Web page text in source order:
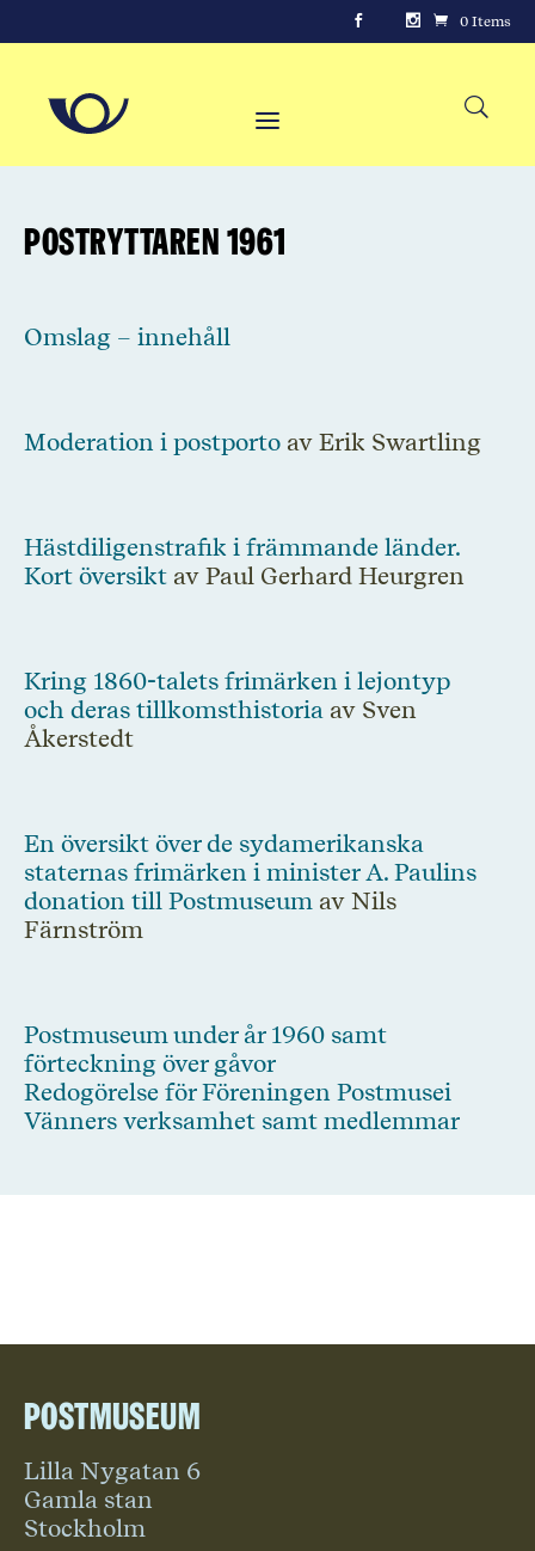
0 Items
Postryttaren 1961
Omslag – innehåll
Moderation i postporto av Erik Swartling
Hästdiligenstrafik i främmande länder.
Kort översikt av Paul Gerhard Heurgren
Kring 1860-talets frimärken i lejontyp
och deras tillkomsthistoria av Sven
Åkerstedt
En översikt över de sydamerikanska
staternas frimärken i minister A. Paulins
donation till Postmuseum av Nils
Färnström
Postmuseum under år 1960 samt
förteckning över gåvor
Redogörelse för Föreningen Postmusei
Vänners verksamhet samt medlemmar
Postmuseum
Lilla Nygatan 6
Gamla stan
Stockholm